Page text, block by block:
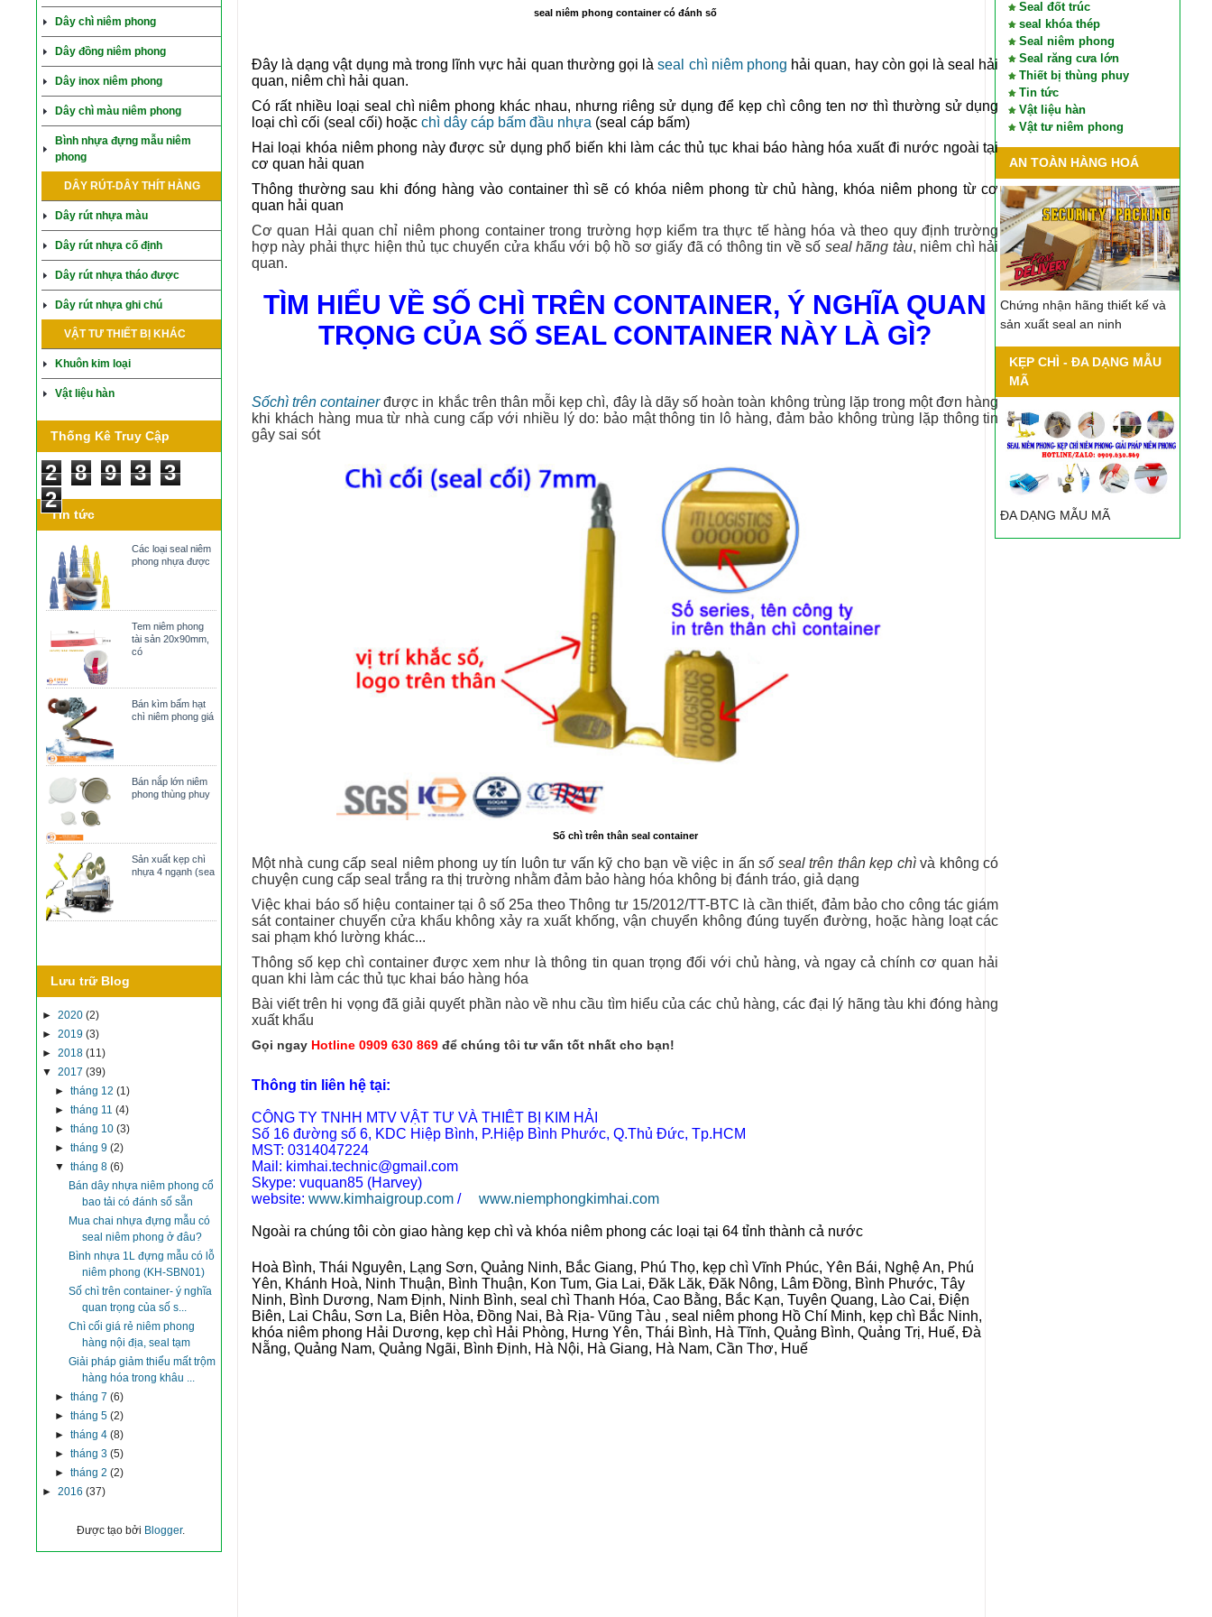
Dây chì niêm phong
Dây đồng niêm phong
Dây inox niêm phong
Dây chì màu niêm phong
Bình nhựa đựng mẫu niêm
phong
DÂY RÚT-DÂY THÍT HÀNG
Dây rút nhựa màu
Dây rút nhựa cố định
Dây rút nhựa tháo được
Dây rút nhựa ghi chú
VẬT TƯ THIẾT BỊ KHÁC
Khuôn kim loại
Vật liệu hàn
Thống Kê Truy Cập
2 8 9 3
3
2
Tin tức
Các loại seal niêm
phong nhựa được
Tem niêm phong
tài sản 20x90mm,
có
Bán kìm bấm hạt
chì niêm phong giá
Bán nắp lớn niêm
phong thùng phuy
Sản xuất kẹp chì
nhựa 4 ngạnh (sea
Lưu trữ Blog
► 2020 (2)
► 2019 (3)
► 2018 (11)
▼ 2017 (39)
► tháng 12 (1)
► tháng 11 (4)
► tháng 10 (3)
► tháng 9 (2)
▼ tháng 8 (6)
Bán dây nhựa niêm phong cổ
bao tải có đánh số sẵn
Mua chai nhựa đựng mẫu có
seal niêm phong ở đâu?
Bình nhựa 1L đựng mẫu có lỗ
niêm phong (KH-SBN01)
Số chì trên container- ý nghĩa
quan trọng của số s...
Chì cối giá rẻ niêm phong
hàng nội địa, seal tạm
Giải pháp giảm thiểu mất trộm
hàng hóa trong khâu ...
► tháng 7 (6)
► tháng 5 (2)
► tháng 4 (8)
► tháng 3 (5)
► tháng 2 (2)
► 2016 (37)
Được tạo bởi Blogger.
Seal đốt trúc
seal khóa thép
Seal niêm phong
Seal răng cưa lớn
Thiết bị thùng phuy
Tin tức
Vật liệu hàn
Vật tư niêm phong
AN TOÀN HÀNG HOÁ
Chứng nhận hãng thiết kế và
sản xuất seal an ninh
KẸP CHÌ - ĐA DẠNG MẪU
MÃ
ĐA DẠNG MẪU MÃ
seal niêm phong container có đánh số
Đây là dạng vật dụng mà trong lĩnh vực hải quan thường gọi làseal chì niêm phong hải quan, hay còn gọi là seal hải
quan, niêm chì hải quan.
Có rất nhiều loại seal chì niêm phong khác nhau, nhưng riêng sử dụng để kẹp chì công ten nơ thì thường sử dụng
loại chì cối (seal cối) hoặc chì dây cáp bấm đầu nhựa (seal cáp bấm)
Hai loại khóa niêm phong này được sử dụng phổ biến khi làm các thủ tục khai báo hàng hóa xuất đi nước ngoài tại
cơ quan hải quan
Thông thường sau khi đóng hàng vào container thì sẽ có khóa niêm phong từ chủ hàng, khóa niêm phong từ cơ
quan hải quan
Cơ quan Hải quan chỉ niêm phong container trong trường hợp kiểm tra thực tế hàng hóa và theo quy định trường
hợp này phải thực hiện thủ tục chuyển cửa khẩu với bộ hồ sơ giấy đã có thông tin về số seal hãng tàu, niêm chì hải
quan.
TÌM HIỂU VỀ SỐ CHÌ TRÊN CONTAINER, Ý NGHĨA QUAN
TRỌNG CỦA SỐ SEAL CONTAINER NÀY LÀ GÌ?
Sốchì trên containerđược in khắc trên thân mỗi kẹp chì, đây là dãy số hoàn toàn không trùng lặp trong một đơn hàng
khi khách hàng mua từ nhà cung cấp với nhiều lý do: bảo mật thông tin lô hàng, đảm bảo không trùng lặp thông tin
gây sai sót
Số chì trên thân seal container
Một nhà cung cấp seal niêm phong uy tín luôn tư vấn kỹ cho bạn về việc in ấnsố seal trên thân kẹp chìvà không có
chuyện cung cấp seal trắng ra thị trường nhằm đảm bảo hàng hóa không bị đánh tráo, giả dạng
Việc khai báo số hiệu container tại ô số 25a theo Thông tư 15/2012/TT-BTC là cần thiết, đảm bảo cho công tác giám
sát container chuyển cửa khẩu không xảy ra xuất khống, vận chuyển không đúng tuyến đường, hoặc hàng loạt các
sai phạm khó lường khác...
Thông số kẹp chì container được xem như là thông tin quan trọng đối với chủ hàng, và ngay cả chính cơ quan hải
quan khi làm các thủ tục khai báo hàng hóa
Bài viết trên hi vọng đã giải quyết phần nào về nhu cầu tìm hiểu của các chủ hàng, các đại lý hãng tàu khi đóng hàng
xuất khẩu
Gọi ngay Hotline 0909 630 869để chúng tôi tư vấn tốt nhất cho bạn!
Thông tin liên hệ tại:
CÔNG TY TNHH MTV VẬT TƯ VÀ THIÊT BỊ KIM HẢI
Số 16 đường số 6, KDC Hiệp Bình, P.Hiệp Bình Phước, Q.Thủ Đức, Tp.HCM
MST: 0314047224
Mail: kimhai.technic@gmail.com
Skype: vuquan85 (Harvey)
website: www.kimhaigroup.com/ www.niemphongkimhai.com
Ngoài ra chúng tôi còn giao hàng kẹp chì và khóa niêm phong các loại tại 64 tỉnh thành cả nước
Hoà Bình, Thái Nguyên, Lạng Sơn, Quảng Ninh, Bắc Giang, Phú Thọ, kẹp chì Vĩnh Phúc, Yên Bái, Nghệ An, Phú
Yên, Khánh Hoà, Ninh Thuận, Bình Thuận, Kon Tum, Gia Lai, Đăk Lăk, Đăk Nông, Lâm Đồng, Bình Phước, Tây
Ninh, Bình Dương, Nam Định, Ninh Bình, seal chì Thanh Hóa, Cao Bằng, Bắc Kạn, Tuyên Quang, Lào Cai, Điện
Biên, Lai Châu, Sơn La, Biên Hòa, Đồng Nai, Bà Rịa- Vũng Tàu , seal niêm phong Hồ Chí Minh, kẹp chì Bắc Ninh,
khóa niêm phong Hải Dương, kẹp chì Hải Phòng, Hưng Yên, Thái Bình, Hà Tĩnh, Quảng Bình, Quảng Trị, Huế, Đà
Nẵng, Quảng Nam, Quảng Ngãi, Bình Định, Hà Nội, Hà Giang, Hà Nam, Cần Thơ, Huế